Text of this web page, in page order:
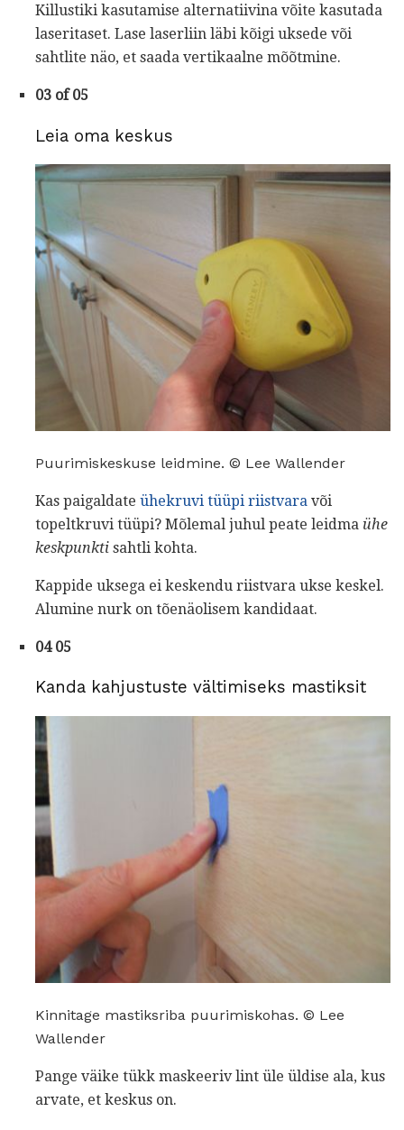
Killustiki kasutamise alternatiivina võite kasutada
laseritaset. Lase laserliin läbi kõigi uksede või
sahtlite näo, et saada vertikaalne mõõtmine.
03 of 05
Leia oma keskus
Puurimiskeskuse leidmine. © Lee Wallender
Kas paigaldate ühekruvi tüüpi riistvara või
topeltkruvi tüüpi? Mõlemal juhul peate leidma ühe
keskpunkti sahtli kohta.
Kappide uksega ei keskendu riistvara ukse keskel.
Alumine nurk on tõenäolisem kandidaat.
04 05
Kanda kahjustuste vältimiseks mastiksit
Kinnitage mastiksriba puurimiskohas. © Lee
Wallender
Pange väike tükk maskeeriv lint üle üldise ala, kus
arvate, et keskus on.